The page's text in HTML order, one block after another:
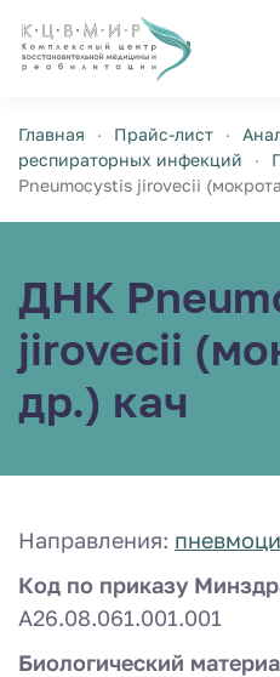
Перейти к
Главная Прайс-лист
респираторных инфекций
Pneumocystis jirovecii
ДНК
jirovecii
др.) кач
Направления:
Код по приказу
A26.08.061.001.001
Биологический